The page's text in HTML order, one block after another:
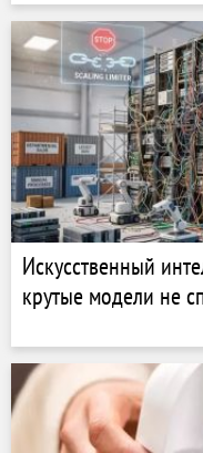
Искусственный
крутые модели не